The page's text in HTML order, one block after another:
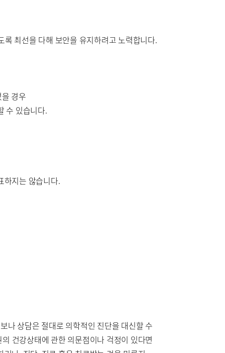
최선을 다해 보안을 유지하려고 노력합니다.
경우
수 있습니다.
하지는 않습니다.
나 상담은 절대로 의학적인 진단을 대신할 수
건강상태에 관한 의문점이나 걱정이 있다면